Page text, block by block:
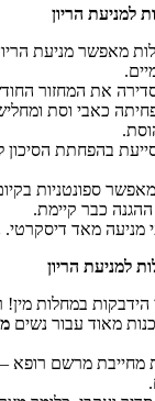
למניעת הריון
מאפשר מניעת
את המחזור
כאבי וסת
בהפחתת
ספונטניות
כבר קיימת.
מניעה מאד דיסקרטי.
למניעת הריון
הידבקות במחלות מין!
מאוד עבור נשים
מחייבת מרשם רופא –